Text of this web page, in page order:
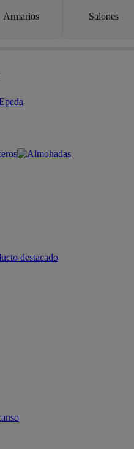
Armarios Salones